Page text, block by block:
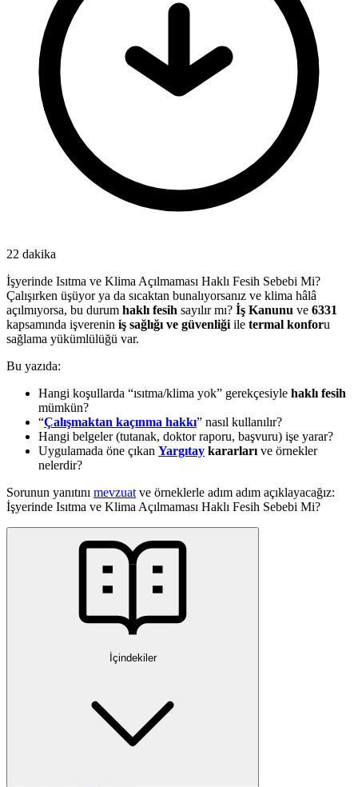
22 dakika
İşyerinde Isıtma ve Klima Açılmaması Haklı Fesih Sebebi Mi?
Çalışırken üşüyor ya da sıcaktan bunalıyorsanız ve klima hâlâ
açılmıyorsa, bu durum haklı fesih sayılır mı? İş Kanunu ve 6331
kapsamında işverenin iş sağlığı ve güvenliği ile termal konforu
sağlama yükümlülüğü var.
Bu yazıda:
Hangi koşullarda “ısıtma/klima yok” gerekçesiyle haklı fesih
mümkün?
“Çalışmaktan kaçınma hakkı” nasıl kullanılır?
Hangi belgeler (tutanak, doktor raporu, başvuru) işe yarar?
Uygulamada öne çıkan Yargıtay kararları ve örnekler
nelerdir?
Sorunun yanıtını mevzuat ve örneklerle adım adım açıklayacağız:
İşyerinde Isıtma ve Klima Açılmaması Haklı Fesih Sebebi Mi?
İçindekiler